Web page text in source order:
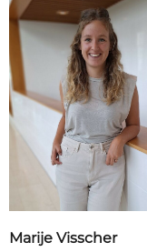
Marije Visscher